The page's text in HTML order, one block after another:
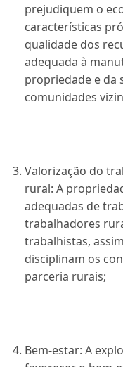
prejudiquem o
características
qualidade dos
adequada à
propriedade e da
comunidades
Valorização do
rural: A
adequadas de
trabalhadores
trabalhistas,
disciplinam os
parceria rurais;
Bem-estar: A